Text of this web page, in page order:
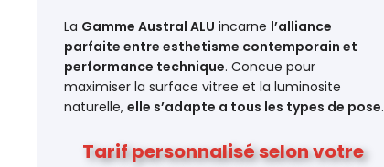
La Gamme Austral ALU incarne l’alliance
parfaite entre esthetisme contemporain et
performance technique. Concue pour
maximiser la surface vitree et la luminosite
naturelle, elle s’adapte a tous les types de pose.
Tarif personnalisé selon votre